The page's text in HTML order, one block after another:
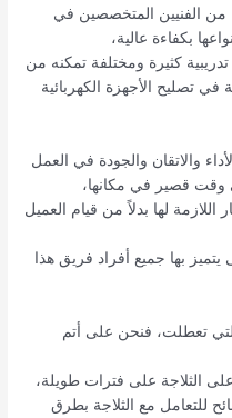
الفنيين المتخصصين في
بكفاءة عالية،
كثيرة ومختلفة تمكنه من
تصليح الأجهزة الكهربائية
والاتقان والجودة في العمل
وقت قصير في مكانها،
اللازمة لها بدلاً من قيام العميل
يتميز بها جميع أفراد فريق هذا
تعطلت، فنحن على أتم
الثلاجة على فترات طويلة،
للتعامل مع الثلاجة بطرق